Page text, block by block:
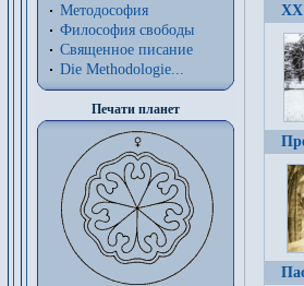
Методософия
Философия cвободы
Священное писание
Die Methodologie...
Печати планет
XX